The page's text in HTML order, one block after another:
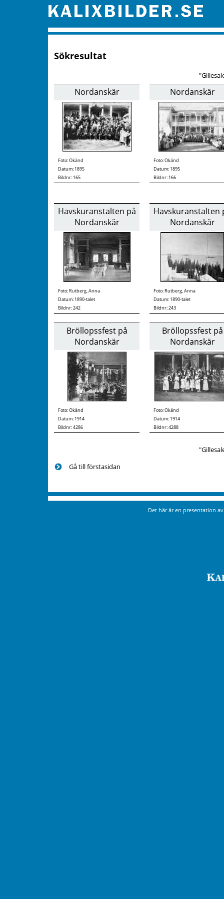
Sökresultat
Nordanskär
Foto:Okänd
Datum: 1895
Bildnr: 165
Nordanskär
Foto:Okänd
Datum: 1895
Bildnr: 166
Havskuranstalten på
Nordanskär
Foto:Rutberg, Anna
Datum: 1890-talet
Bildnr: 242
Havskuranstalten
Nordanskär
Foto:Rutberg, Anna
Datum: 1890-talet
Bildnr: 243
Bröllopssfest på
Nordanskär
Foto:Okänd
Datum: 1914
Bildnr: 4286
Bröllopssfest på
Nordanskär
Foto:Okänd
Datum: 1914
Bildnr: 4288
Gå till förstasidan
Det här är en presentation